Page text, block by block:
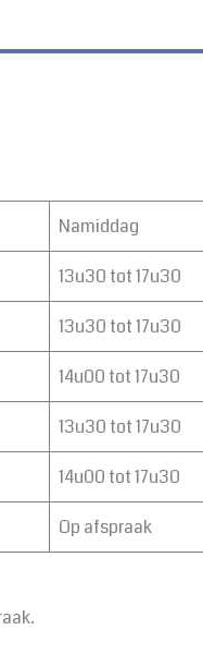
Namiddag
13u30 tot 17u30
13u30 tot 17u30
14u00 tot 17u30
13u30 tot 17u30
14u00 tot 17u30
Op afspraak